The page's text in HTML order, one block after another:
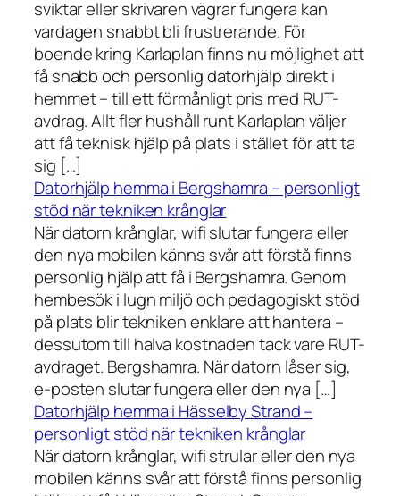
sviktar eller skrivaren vägrar fungera kan
vardagen snabbt bli frustrerande. För
boende kring Karlaplan finns nu möjlighet att
få snabb och personlig datorhjälp direkt i
hemmet – till ett förmånligt pris med RUT-
avdrag. Allt fler hushåll runt Karlaplan väljer
att få teknisk hjälp på plats i stället för att ta
sig […]
Datorhjälp hemma i Bergshamra – personligt
stöd när tekniken krånglar
När datorn krånglar, wifi slutar fungera eller
den nya mobilen känns svår att förstå finns
personlig hjälp att få i Bergshamra. Genom
hembesök i lugn miljö och pedagogiskt stöd
på plats blir tekniken enklare att hantera –
dessutom till halva kostnaden tack vare RUT-
avdraget. Bergshamra. När datorn låser sig,
e-posten slutar fungera eller den nya […]
Datorhjälp hemma i Hässelby Strand –
personligt stöd när tekniken krånglar
När datorn krånglar, wifi strular eller den nya
mobilen känns svår att förstå finns personlig